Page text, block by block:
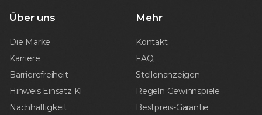
Über uns
Die Marke
Karriere
Barrierefreiheit
Hinweis Einsatz KI
Nachhaltigkeit
Mehr
Kontakt
FAQ
Stellenanzeigen
Regeln Gewinnspiele
Bestpreis-Garantie